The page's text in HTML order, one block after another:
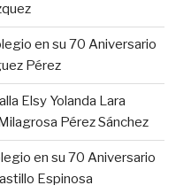
en su 70 Aniversario
Pérez
Elsy Yolanda Lara
Pérez Sánchez
en su 70 Aniversario
Espinosa